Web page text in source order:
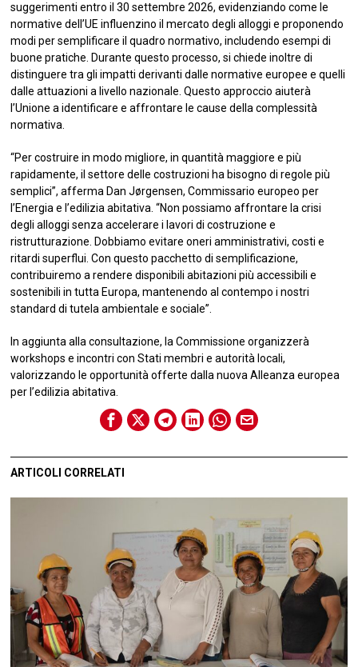
suggerimenti entro il 30 settembre 2026, evidenziando come le
normative dell’UE influenzino il mercato degli alloggi e proponendo
modi per semplificare il quadro normativo, includendo esempi di
buone pratiche. Durante questo processo, si chiede inoltre di
distinguere tra gli impatti derivanti dalle normative europee e quelli
dalle attuazioni a livello nazionale. Questo approccio aiuterà
l’Unione a identificare e affrontare le cause della complessità
normativa.
“Per costruire in modo migliore, in quantità maggiore e più
rapidamente, il settore delle costruzioni ha bisogno di regole più
semplici”, afferma Dan Jørgensen, Commissario europeo per
l’Energia e l’edilizia abitativa. “Non possiamo affrontare la crisi
degli alloggi senza accelerare i lavori di costruzione e
ristrutturazione. Dobbiamo evitare oneri amministrativi, costi e
ritardi superflui. Con questo pacchetto di semplificazione,
contribuiremo a rendere disponibili abitazioni più accessibili e
sostenibili in tutta Europa, mantenendo al contempo i nostri
standard di tutela ambientale e sociale”.
In aggiunta alla consultazione, la Commissione organizzerà
workshops e incontri con Stati membri e autorità locali,
valorizzando le opportunità offerte dalla nuova Alleanza europea
per l’edilizia abitativa.
ARTICOLI CORRELATI